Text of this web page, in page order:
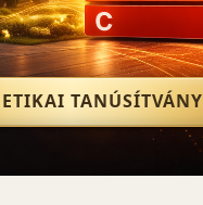
TANÚSÍTVÁNY